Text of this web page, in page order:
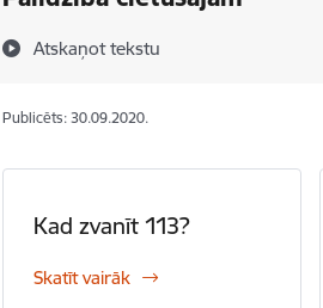
Atskaņot tekstu
Publicēts: 30.09.2020.
Kad zvanīt 113?
Skatīt vairāk